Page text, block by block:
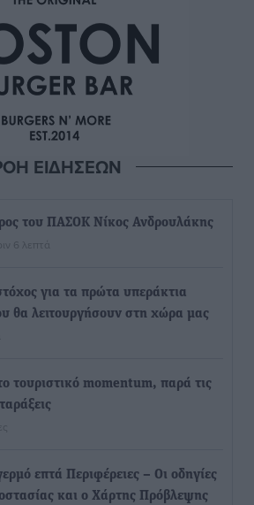
ΕΙΔΗΣΕΩΝ
του ΠΑΣΟΚ Νίκος Ανδρουλάκης
6 λεπτά
για τα πρώτα υπεράκτια
θα λειτουργήσουν στη χώρα μας
τουριστικό momentum, παρά τις
επτά Περιφέρειες – Οι οδηγίες
και ο Χάρτης Πρόβλεψης